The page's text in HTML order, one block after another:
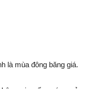
là mùa đông băng giá.